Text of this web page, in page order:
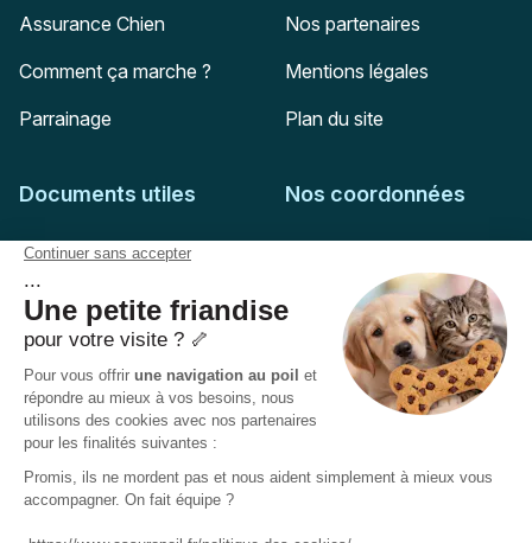
Assurance Chien
Comment ça marche ?
Parrainage
Nos partenaires
Mentions légales
Plan du site
Documents utiles
Feuille de soins
Conditions générales
Politique de confidentialité
Politique des Cookies
Accessibilité :
Partiellement conforme
Nos coordonnées
51-55 rue Hoche
94767
Ivry-sur-Seine
Pas encore client ?
Mail :
adhesion@assuropoil.com
Tel :
01 77 94 89 02